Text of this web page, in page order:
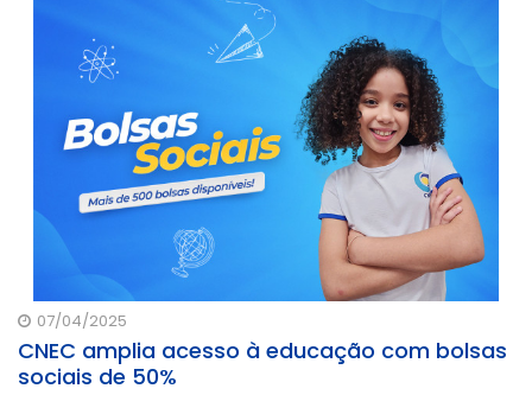
07/04/2025
CNEC amplia acesso à educação com bolsas
sociais de 50%